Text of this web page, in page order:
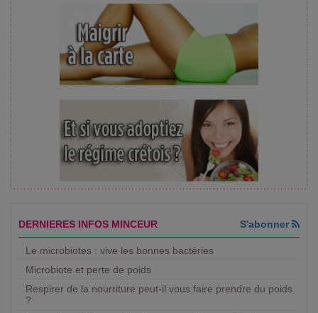
DERNIERES INFOS MINCEUR S'abonner
Le microbiotes : vive les bonnes bactéries
Microbiote et perte de poids
Respirer de la nourriture peut-il vous faire prendre du poids
?